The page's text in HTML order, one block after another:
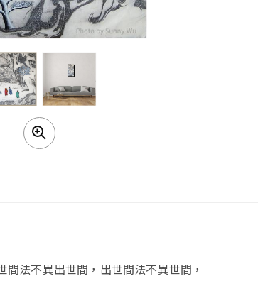
間法不異出世間，出世間法不異世間，